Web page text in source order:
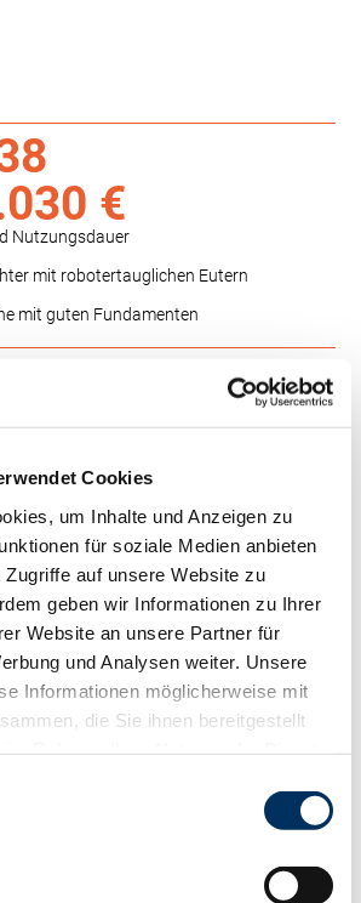
Cookies
um Inhalte und Anzeigen zu
für soziale Medien anbieten
auf unsere Website zu
geben wir Informationen zu Ihrer
Website an unsere Partner für
und Analysen weiter. Unsere
Informationen möglicherweise mit
die Sie ihnen bereitgestellt
unsere Webseite weiterhin nutzen.
€
Nutzungsdauer
mit robotertauglichen Eutern
mit guten Fundamenten
100
130
109
106
107
105
107